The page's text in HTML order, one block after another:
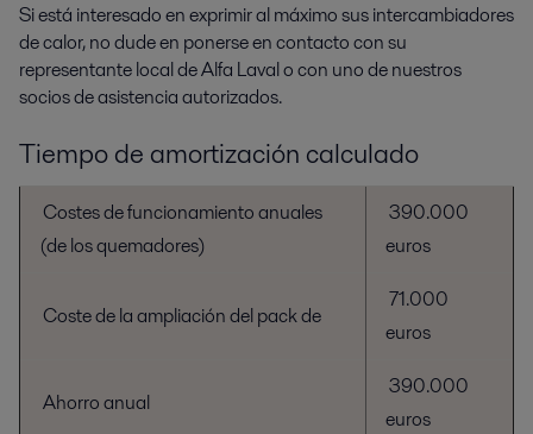
Si está interesado en exprimir al máximo sus intercambiadores
de calor, no dude en ponerse en contacto con su
representante local de Alfa Laval o con uno de nuestros
socios de asistencia autorizados.
Tiempo de amortización calculado
Costes de funcionamiento anuales
(de los quemadores)
390.000
euros
Coste de la ampliación del pack de
71.000
euros
Ahorro anual
390.000
euros